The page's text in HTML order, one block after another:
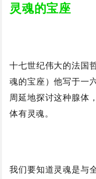
灵魂的宝座
十七世纪伟大的法国
魂的宝座）他写于一
周延地探讨这种腺体
体有灵魂。
我们要知道灵魂是与